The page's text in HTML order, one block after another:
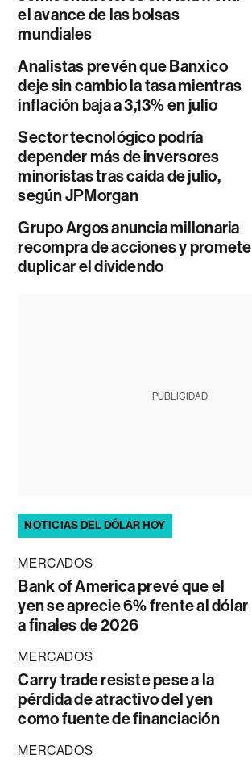
el avance de las bolsas
mundiales
Analistas prevén que Banxico
deje sin cambio la tasa mientras
inflación baja a 3,13% en julio
Sector tecnológico podría
depender más de inversores
minoristas tras caída de julio,
según JPMorgan
Grupo Argos anuncia millonaria
recompra de acciones y promete
duplicar el dividendo
PUBLICIDAD
NOTICIAS DEL DÓLAR HOY
MERCADOS
Bank of America prevé que el
yen se aprecie 6% frente al dólar
a finales de 2026
MERCADOS
Carry trade resiste pese a la
pérdida de atractivo del yen
como fuente de financiación
MERCADOS